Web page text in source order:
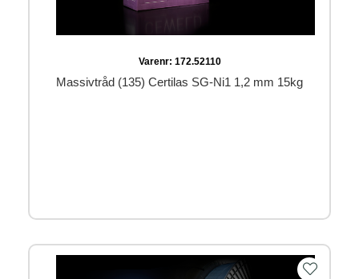
Varenr: 172.52110
Massivtråd (135) Certilas SG-Ni1 1,2 mm 15kg